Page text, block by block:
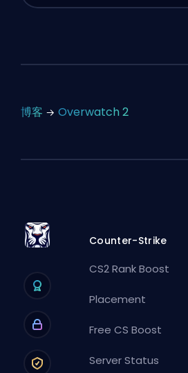
博客 Overwatch 2
Counter-Strike
CS2 Rank Boost
Placement
Free CS Boost
Server Status